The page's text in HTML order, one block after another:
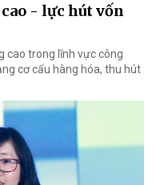
- lực hút vốn
cao trong lĩnh vực công
cơ cấu hàng hóa, thu hút